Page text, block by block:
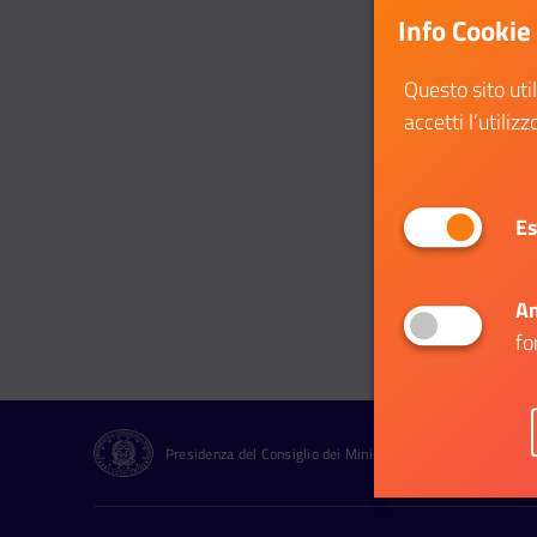
Presidenza del Consiglio dei Ministri Dipartimento per le
Info Cookie
Questo sito
accetti